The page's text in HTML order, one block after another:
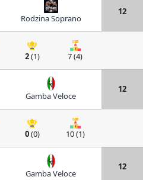
Rodzina Soprano
12
2(1) 7 (4)
Gamba Veloce
12
0(0) 10 (1)
Gamba Veloce
12